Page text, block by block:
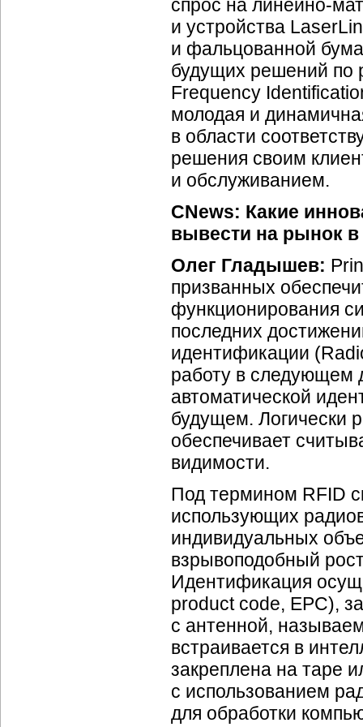
спрос на линейно-
и устройства
и фальцованной
будущих решений по
Frequency
молодая и
в области
решения своим
и обслуживанием.
CNews: Какие
вывести на рынок
Олег Гладышев:
призванных
функционирования
последних
идентификации
работу в следующем
автоматической
будущем. Логически
обеспечивает
видимости.
Под термином RFID
использующих
индивидуальных
взрывоподобный
Идентификация
product code, EPC),
с антенной,
встраивается в
закреплена на таре
с использованием
для обработки